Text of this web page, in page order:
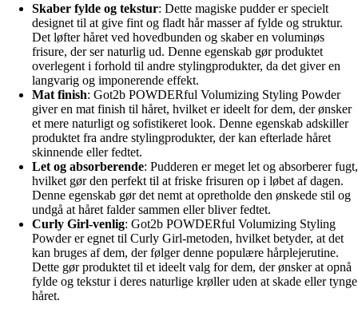
Skaber fylde og tekstur: Dette magiske pudder er specielt
designet til at give fint og fladt hår masser af fylde og struktur.
Det løfter håret ved hovedbunden og skaber en voluminøs
frisure, der ser naturlig ud. Denne egenskab gør produktet
overlegent i forhold til andre stylingprodukter, da det giver en
langvarig og imponerende effekt.
Mat finish: Got2b POWDERful Volumizing Styling Powder
giver en mat finish til håret, hvilket er ideelt for dem, der ønsker
et mere naturligt og sofistikeret look. Denne egenskab adskiller
produktet fra andre stylingprodukter, der kan efterlade håret
skinnende eller fedtet.
Let og absorberende: Pudderen er meget let og absorberer fugt,
hvilket gør den perfekt til at friske frisuren op i løbet af dagen.
Denne egenskab gør det nemt at opretholde den ønskede stil og
undgå at håret falder sammen eller bliver fedtet.
Curly Girl-venlig: Got2b POWDERful Volumizing Styling
Powder er egnet til Curly Girl-metoden, hvilket betyder, at det
kan bruges af dem, der følger denne populære hårplejerutine.
Dette gør produktet til et ideelt valg for dem, der ønsker at opnå
fylde og tekstur i deres naturlige krøller uden at skade eller tynge
håret.